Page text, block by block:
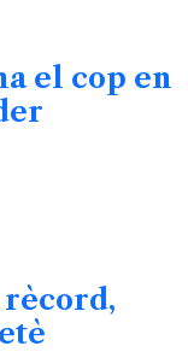
el cop en